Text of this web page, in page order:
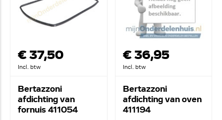
€ 37,50
Incl. btw
Bertazzoni
afdichting van
fornuis 411054
€ 36,95
Incl. btw
Bertazzoni
afdichting van oven
411194